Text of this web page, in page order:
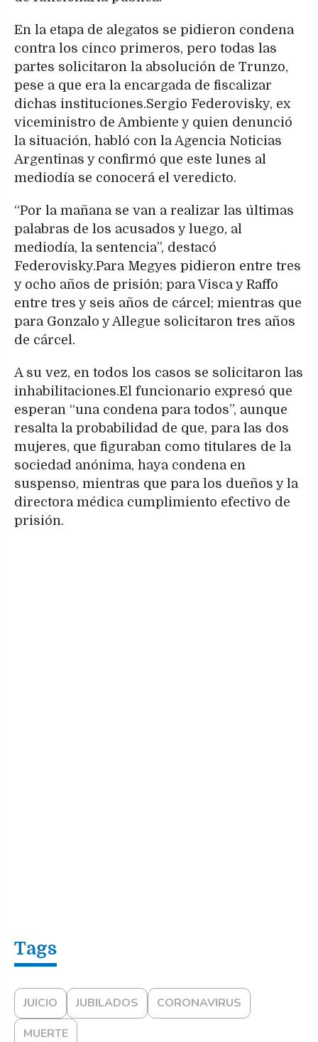
En la etapa de alegatos se pidieron condena
contra los cinco primeros, pero todas las
partes solicitaron la absolución de Trunzo,
pese a que era la encargada de fiscalizar
dichas instituciones.Sergio Federovisky, ex
viceministro de Ambiente y quien denunció
la situación, habló con la Agencia Noticias
Argentinas y confirmó que este lunes al
mediodía se conocerá el veredicto.
“Por la mañana se van a realizar las últimas
palabras de los acusados y luego, al
mediodía, la sentencia”, destacó
Federovisky.Para Megyes pidieron entre tres
y ocho años de prisión; para Visca y Raffo
entre tres y seis años de cárcel; mientras que
para Gonzalo y Allegue solicitaron tres años
de cárcel.
A su vez, en todos los casos se solicitaron las
inhabilitaciones.El funcionario expresó que
esperan “una condena para todos”, aunque
resalta la probabilidad de que, para las dos
mujeres, que figuraban como titulares de la
sociedad anónima, haya condena en
suspenso, mientras que para los dueños y la
directora médica cumplimiento efectivo de
prisión.
JUICIO JUBILADOS
CORONAVIRUS
MUERTE